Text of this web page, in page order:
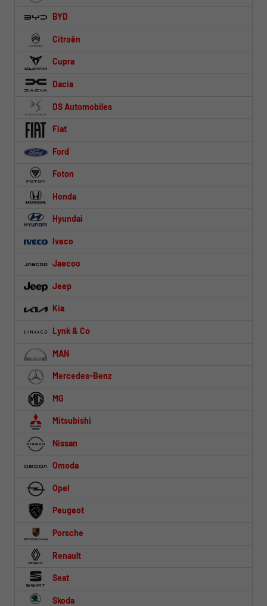
BYD
Citroën
Cupra
Dacia
DS Automobiles
Fiat
Ford
Foton
Honda
Hyundai
Iveco
Jaecoo
Jeep
Kia
Lynk & Co
MAN
Mercedes-Benz
MG
Mitsubishi
Nissan
Omoda
Opel
Peugeot
Porsche
Renault
Seat
Skoda